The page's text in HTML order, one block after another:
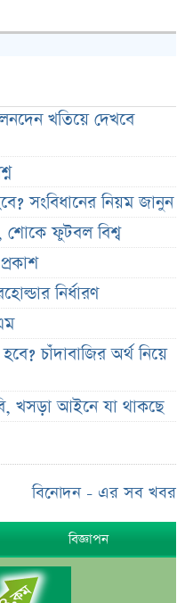
খতিয়ে দেখবে
সংবিধানের নিয়ম জানুন
শোকে ফুটবল বিশ্ব
নির্ধারণ
চাঁদাবাজির অর্থ নিয়ে
খসড়া আইনে যা থাকছে
ও কোথায় দেখা যাবে
ক্ষুব্ধ ফারুকী, দিলেন বড়
জানালো বাজুস
যেসব নাম
বিনোদন - এর সব খবর
বিজ্ঞাপন